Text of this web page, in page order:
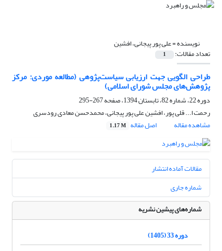
نویسنده =علی پور پیجانی، افشین
تعداد مقالات: 1
طراحی الگویی جهت ارزیابی سیاست‌پژوهی (مطالعه موردی: مرکز
پژوهش‌های مجلس شورای اسلامی)
دوره 22، شماره 82، تابستان 1394، صفحه
267-295
رحمت ا... قلی پور، افشین علی پور پیجانی، محمدحسن معادی رودسری
مشاهده مقاله
اصل مقاله 1.17 M
مقالات آماده انتشار
شماره جاری
شماره‌های پیشین نشریه
دوره 33 (1405)